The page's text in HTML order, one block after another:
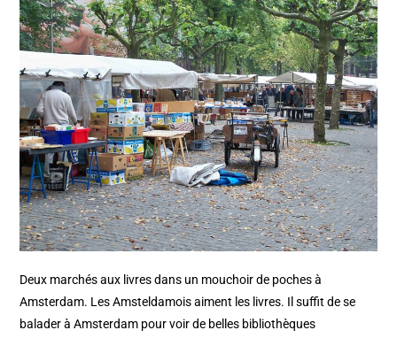
Deux marchés aux livres dans un mouchoir de poches à
Amsterdam. Les Amsteldamois aiment les livres. Il suffit de se
balader à Amsterdam pour voir de belles bibliothèques